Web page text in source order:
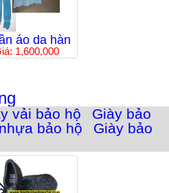
áo da hàn
1,600,000
vải bảo hộ
Giày bảo
bảo hộ
Giày bảo